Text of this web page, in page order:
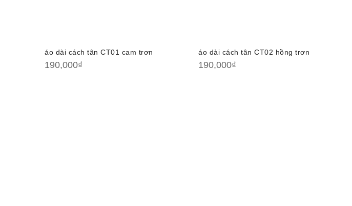
áo dài cách tân CT01 cam trơn
190,000₫
áo dài cách tân CT02 hồng trơn
190,000₫